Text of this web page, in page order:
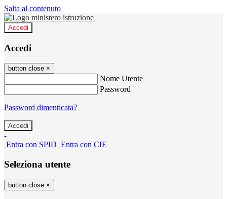
Salta al contenuto
Accedi
Accedi
button close ×
Nome Utente
Password
Password dimenticata?
-
Entra con SPID Entra con CIE
Seleziona utente
button close ×